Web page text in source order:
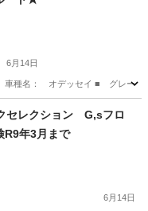
6月14日
種名： オデッセイ ■ グレード
アブソルート
レクション G,sフロ
R9年3月まで
6月14日